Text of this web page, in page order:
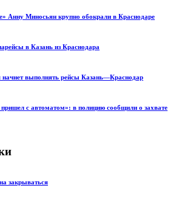
Анну Миносьян крупно обокрали в Краснодаре
в Казань из Краснодара
начнет выполнять рейсы Казань—Краснодар
с автоматом»: в полицию сообщили о захвате
закрываться